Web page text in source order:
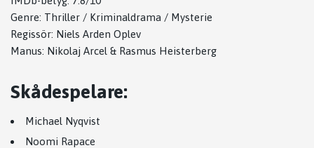
Genre: Thriller / Kriminaldrama / Mysterie
Regissör: Niels Arden Oplev
Manus: Nikolaj Arcel & Rasmus Heisterberg
Skådespelare:
Michael Nyqvist
Noomi Rapace